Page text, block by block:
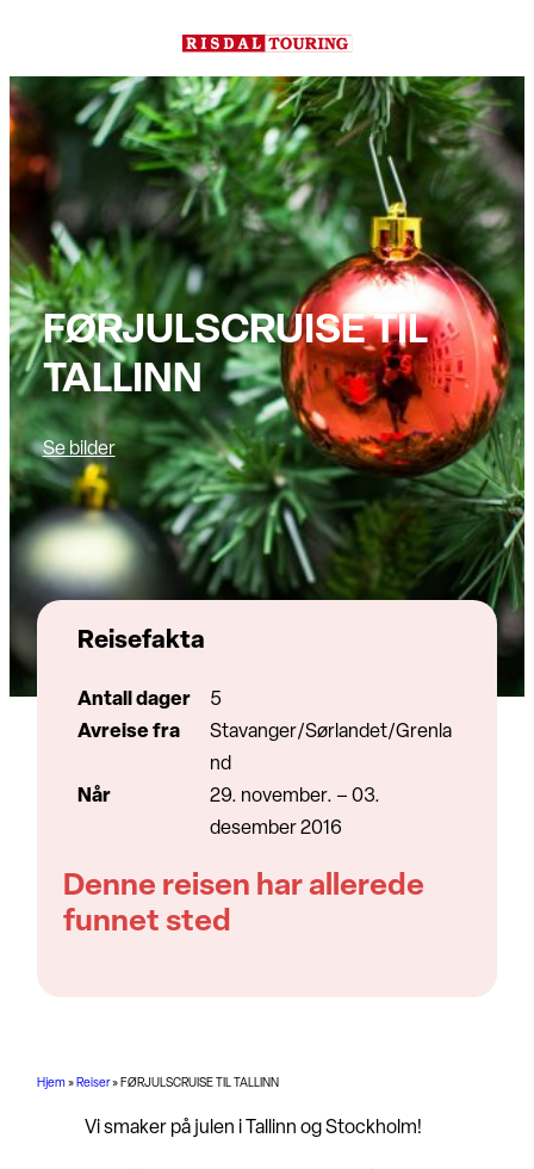
innhold
FØRJULSCRUISE TIL
TALLINN
Se bilder
Hjem» Reiser» FØRJULSCRUISE TIL TALLINN
Vi smaker på julen i Tallinn og Stockholm!
Reisefakta
Antall dager
5
Avreise fra
Stavanger/Sørlandet/Grenla
nd
Når
29. november. – 03.
desember 2016
Denne reisen har allerede
funnet sted